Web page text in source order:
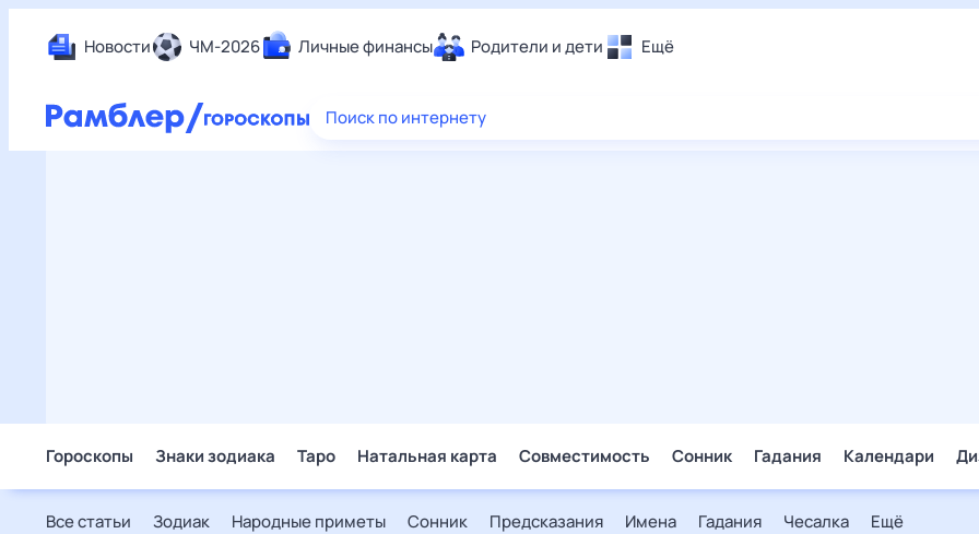
Новости ЧМ-2026 Личные финансы Родители и дети Ещё
Еда
Поиск по интернету
Гороскопы Знаки зодиака Таро Натальная карта Совместимость Сонник Гадания Календари
Все статьи Зодиак Народные приметы Сонник Предсказания Имена Гадания Чесалка Ещё